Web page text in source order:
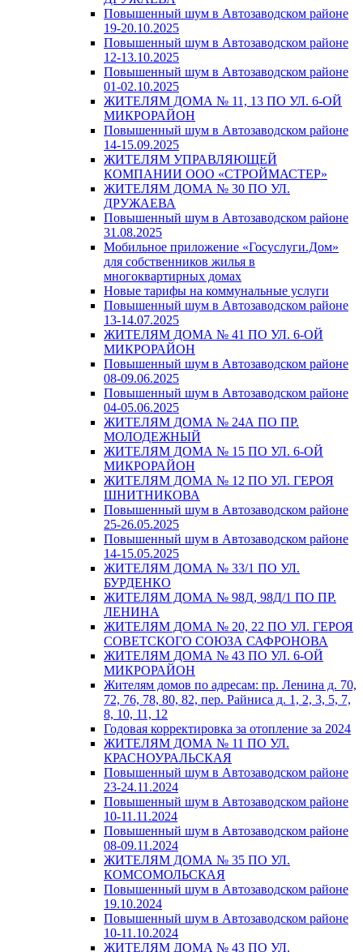
Повышенный шум в Автозаводском районе
19-20.10.2025
Повышенный шум в Автозаводском районе
12-13.10.2025
Повышенный шум в Автозаводском районе
01-02.10.2025
ЖИТЕЛЯМ ДОМА № 11, 13 ПО УЛ. 6-ОЙ
МИКРОРАЙОН
Повышенный шум в Автозаводском районе
14-15.09.2025
ЖИТЕЛЯМ УПРАВЛЯЮЩЕЙ
КОМПАНИИ ООО «СТРОЙМАСТЕР»
ЖИТЕЛЯМ ДОМА № 30 ПО УЛ.
ДРУЖАЕВА
Повышенный шум в Автозаводском районе
31.08.2025
Мобильное приложение «Госуслуги.Дом»
для собственников жилья в
многоквартирных домах
Новые тарифы на коммунальные услуги
Повышенный шум в Автозаводском районе
13-14.07.2025
ЖИТЕЛЯМ ДОМА № 41 ПО УЛ. 6-ОЙ
МИКРОРАЙОН
Повышенный шум в Автозаводском районе
08-09.06.2025
Повышенный шум в Автозаводском районе
04-05.06.2025
ЖИТЕЛЯМ ДОМА № 24А ПО ПР.
МОЛОДЕЖНЫЙ
ЖИТЕЛЯМ ДОМА № 15 ПО УЛ. 6-ОЙ
МИКРОРАЙОН
ЖИТЕЛЯМ ДОМА № 12 ПО УЛ. ГЕРОЯ
ШНИТНИКОВА
Повышенный шум в Автозаводском районе
25-26.05.2025
Повышенный шум в Автозаводском районе
14-15.05.2025
ЖИТЕЛЯМ ДОМА № 33/1 ПО УЛ.
БУРДЕНКО
ЖИТЕЛЯМ ДОМА № 98Д, 98Д/1 ПО ПР.
ЛЕНИНА
ЖИТЕЛЯМ ДОМА № 20, 22 ПО УЛ. ГЕРОЯ
СОВЕТСКОГО СОЮЗА САФРОНОВА
ЖИТЕЛЯМ ДОМА № 43 ПО УЛ. 6-ОЙ
МИКРОРАЙОН
Жителям домов по адресам: пр. Ленина д. 70,
72, 76, 78, 80, 82, пер. Райниса д. 1, 2, 3, 5, 7,
8, 10, 11, 12
Годовая корректировка за отопление за 2024
ЖИТЕЛЯМ ДОМА № 11 ПО УЛ.
КРАСНОУРАЛЬСКАЯ
Повышенный шум в Автозаводском районе
23-24.11.2024
Повышенный шум в Автозаводском районе
10-11.11.2024
Повышенный шум в Автозаводском районе
08-09.11.2024
ЖИТЕЛЯМ ДОМА № 35 ПО УЛ.
КОМСОМОЛЬСКАЯ
Повышенный шум в Автозаводском районе
19.10.2024
Повышенный шум в Автозаводском районе
10-11.10.2024
ЖИТЕЛЯМ ДОМА № 43 ПО УЛ.